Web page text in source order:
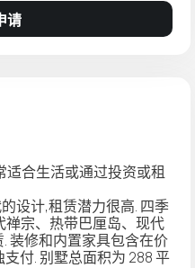
请
适合生活或通过投资或租
设计,租赁潜力很高. 四季
宗、热带巴厘岛、现代
装修和内置家具包含在价
付. 别墅总面积为 288 平